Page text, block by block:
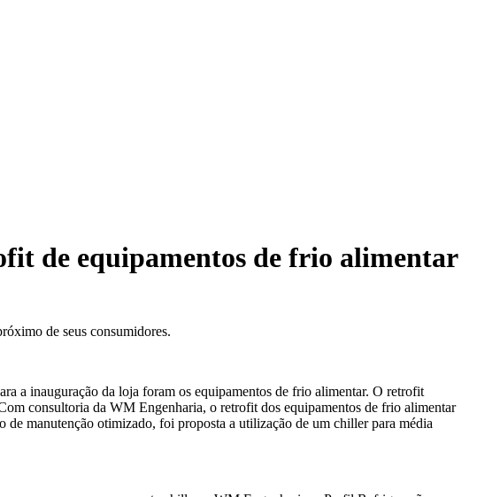
de equipamentos de frio alimentar
de seus consumidores.
a inauguração da loja foram os equipamentos de frio alimentar. O retrofit
consultoria da WM Engenharia, o retrofit dos equipamentos de frio alimentar
manutenção otimizado, foi proposta a utilização de um chiller para média